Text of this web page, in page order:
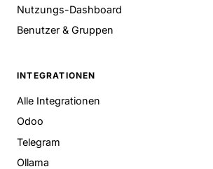
Nutzungs-Dashboard
Benutzer & Gruppen
INTEGRATIONEN
Alle Integrationen
Odoo
Telegram
Ollama